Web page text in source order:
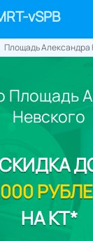
vSPB
Площадь Александра
Площадь
Невского
НА КТ*